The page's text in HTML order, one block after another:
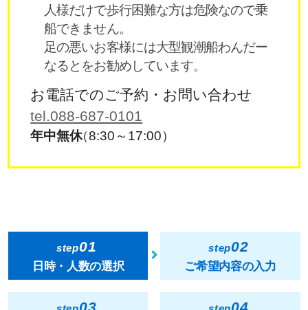
人様だけで歩行困難な方は危険なので乗
船できません。
足の悪いお客様には大型観潮船わんだー
なるとをお勧めしています。
お電話でのご予約・お問い合わせ
tel.088-687-0101
年中無休（8:30～17:00）
step01
日時・人数の選択
step02
ご希望内容の入力